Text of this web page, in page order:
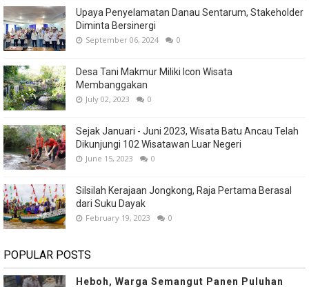
Upaya Penyelamatan Danau Sentarum, Stakeholder
Diminta Bersinergi
September 06, 2024 0
Desa Tani Makmur Miliki Icon Wisata
Membanggakan
July 02, 2023 0
Sejak Januari - Juni 2023, Wisata Batu Ancau Telah
Dikunjungi 102 Wisatawan Luar Negeri
June 15, 2023 0
Silsilah Kerajaan Jongkong, Raja Pertama Berasal
dari Suku Dayak
February 19, 2023 0
POPULAR POSTS
Heboh, Warga Semangut Panen Puluhan